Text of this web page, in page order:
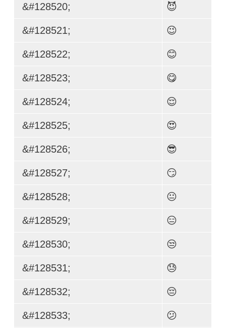
&#128520; 😈
&#128521; 😉
&#128522; 😊
&#128523; 😋
&#128524; 😌
&#128525; 😍
&#128526; 😎
&#128527; 😏
&#128528; 😐
&#128529; 😑
&#128530; 😒
&#128531; 😓
&#128532; 😔
&#128533; 😕